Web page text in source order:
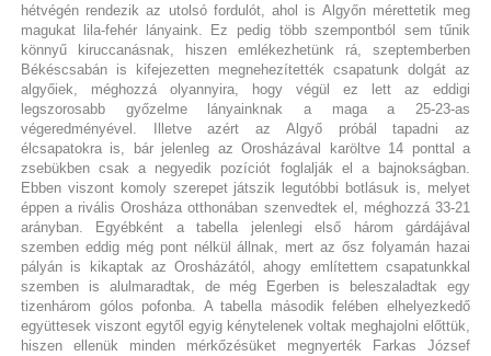
hétvégén rendezik az utolsó fordulót, ahol is Algyőn mérettetik meg
magukat lila-fehér lányaink. Ez pedig több szempontból sem tűnik
könnyű kiruccanásnak, hiszen emlékezhetünk rá, szeptemberben
Békéscsabán is kifejezetten megnehezítették csapatunk dolgát az
algyőiek, méghozzá olyannyira, hogy végül ez lett az eddigi
legszorosabb győzelme lányainknak a maga a 25-23-as
végeredményével. Illetve azért az Algyő próbál tapadni az
élcsapatokra is, bár jelenleg az Orosházával karöltve 14 ponttal a
zsebükben csak a negyedik pozíciót foglalják el a bajnokságban.
Ebben viszont komoly szerepet játszik legutóbbi botlásuk is, melyet
éppen a rivális Orosháza otthonában szenvedtek el, méghozzá 33-21
arányban. Egyébként a tabella jelenlegi első három gárdájával
szemben eddig még pont nélkül állnak, mert az ősz folyamán hazai
pályán is kikaptak az Orosházától, ahogy említettem csapatunkkal
szemben is alulmaradtak, de még Egerben is beleszaladtak egy
tizenhárom gólos pofonba. A tabella második felében elhelyezkedő
együttesek viszont egytől egyig kénytelenek voltak meghajolni előttük,
hiszen ellenük minden mérkőzésüket megnyerték Farkas József